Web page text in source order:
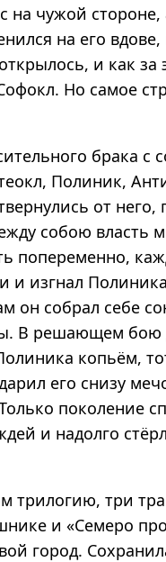
на чужой
на его
и как
Но самое
брака с
Полиник,
от
собою власть
попеременно,
и изгнал
он собрал себе
В решающем бою
копьём,
его снизу
поколение
и надолго
трилогию, три
и «Семеро
город.